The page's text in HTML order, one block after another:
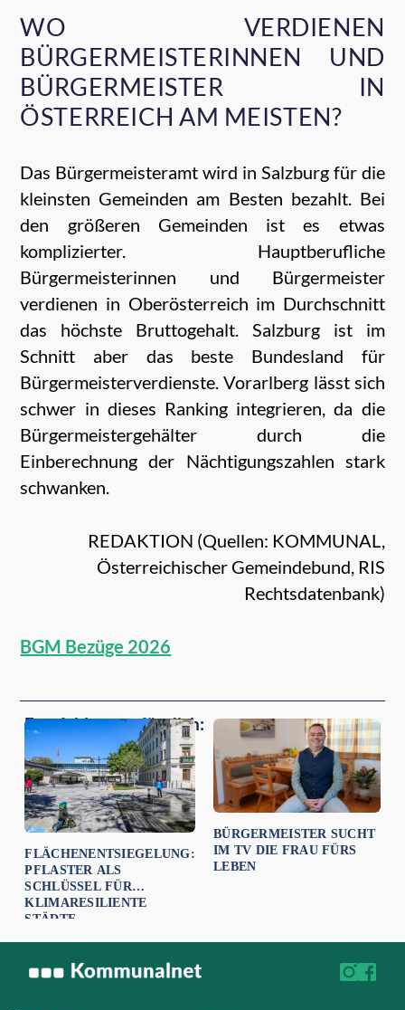
WO VERDIENEN
BÜRGERMEISTERINNEN UND
BÜRGERMEISTER IN
ÖSTERREICH AM MEISTEN?
Das Bürgermeisteramt wird in Salzburg für die
kleinsten Gemeinden am Besten bezahlt. Bei
den größeren Gemeinden ist es etwas
komplizierter. Hauptberufliche
Bürgermeisterinnen und Bürgermeister
verdienen in Oberösterreich im Durchschnitt
das höchste Bruttogehalt. Salzburg ist im
Schnitt aber das beste Bundesland für
Bürgermeisterverdienste. Vorarlberg lässt sich
schwer in dieses Ranking integrieren, da die
Bürgermeistergehälter durch die
Einberechnung der Nächtigungszahlen stark
schwanken.
REDAKTION (Quellen: KOMMUNAL,
Österreichischer Gemeindebund, RIS
Rechtsdatenbank)
BGM Bezüge 2026
Empfehlungen für dich:
FLÄCHENENTSIEGELUNG:
PFLASTER ALS
SCHLÜSSEL FÜR
KLIMARESILIENTE
STÄDTE
BÜRGERMEISTER SUCHT
IM TV DIE FRAU FÜRS
LEBEN